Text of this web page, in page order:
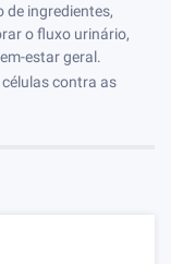
de ingredientes,
o fluxo urinário,
estar geral.
contra as